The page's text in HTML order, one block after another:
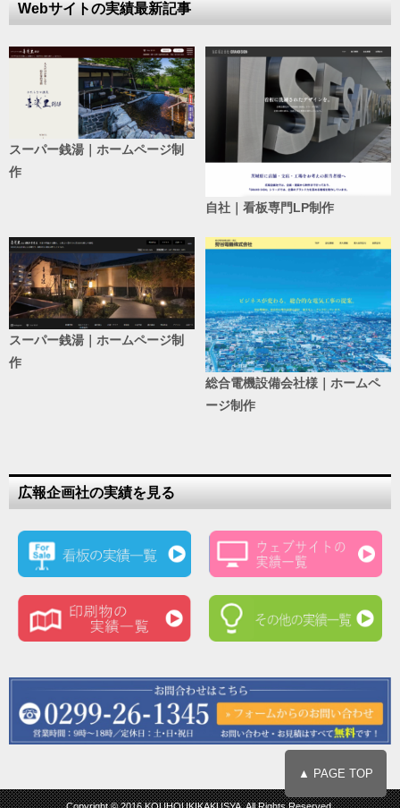
Webサイトの実績最新記事
スーパー銭湯｜ホームページ制
作
自社｜看板専門LP制作
スーパー銭湯｜ホームページ制
作
総合電機設備会社様｜ホームペ
ージ制作
広報企画社の実績を見る
▲ PAGE TOP